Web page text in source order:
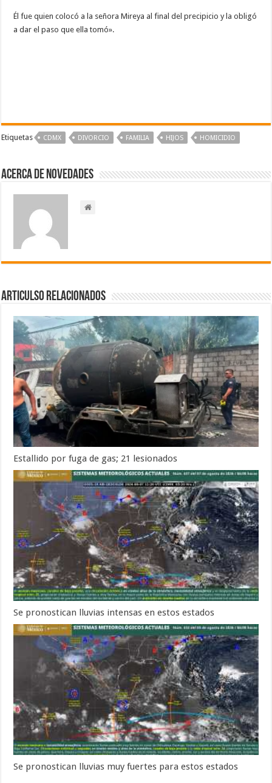
Él fue quien colocó a la señora Mireya al final del precipicio y la obligó
a dar el paso que ella tomó».
Etiquetas CDMX DIVORCIO FAMILIA HIJOS HOMICIDIO
Acerca de NOVEDADES
Articulso Relacionados
Estallido por fuga de gas; 21 lesionados
Se pronostican lluvias intensas en estos estados
Se pronostican lluvias muy fuertes para estos estados